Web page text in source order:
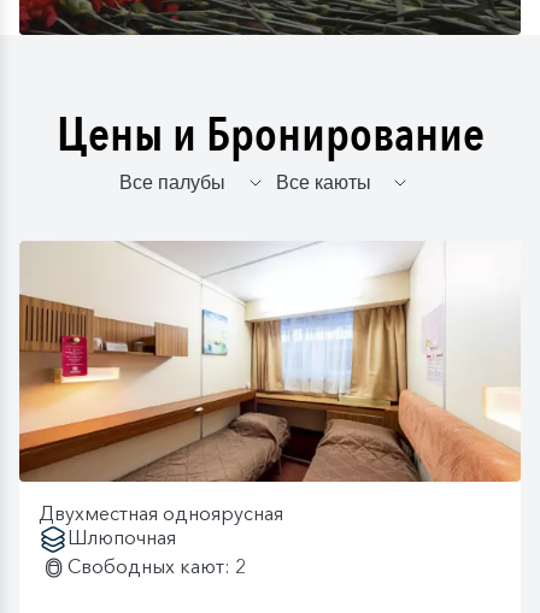
Цены и Бронирование
Двухместная одноярусная
Шлюпочная
Свободных кают: 2